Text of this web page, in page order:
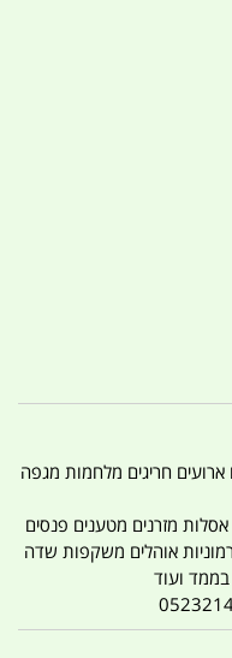
חגים ארועים חריגים מלחמות מגפה
מזרנים מטענים פנסים
אוהלים משקפות שדה
ועוד